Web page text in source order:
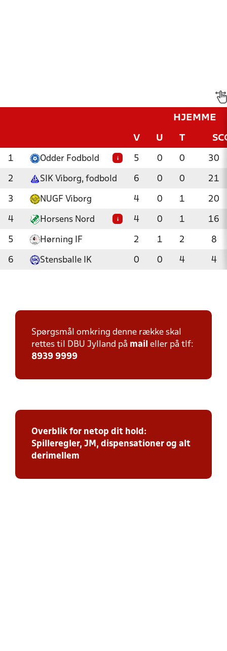
HJEMME
V U T
1 Odder Fodbold i 5 0 0 30
2 SIK Viborg, fodbold 6 0 0 21
3 NUGF Viborg 4 0 1 20
4 Horsens Nord i 4 0 1 16
5 Hørning IF 2 1 2 8
6 Stensballe IK 0 0 4 4
Spørgsmål omkring denne række skal
rettes til DBU Jylland på mail eller på tlf:
8939 9999
Overblik for netop dit hold:
Spilleregler, JM, dispensationer og alt
derimellem